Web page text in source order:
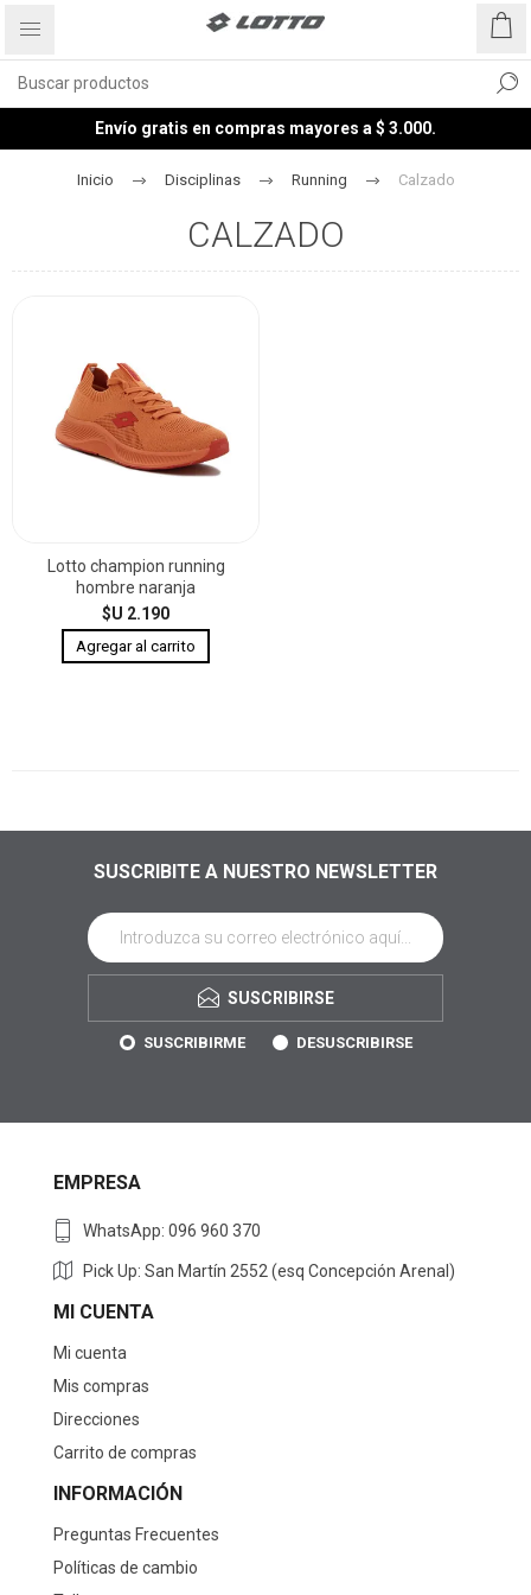
Envío gratis en compras mayores a $ 3.000.
Inicio Disciplinas Running Calzado
CALZADO
Lotto champion running
hombre naranja
$U 2.190
SUSCRIBITE A NUESTRO NEWSLETTER
SUSCRIBIRSE
SUSCRIBIRME DESUSCRIBIRSE
EMPRESA
WhatsApp: 096 960 370
Pick Up: San Martín 2552 (esq Concepción Arenal)
MI CUENTA
Mi cuenta
Mis compras
Direcciones
Carrito de compras
INFORMACIÓN
Preguntas Frecuentes
Políticas de cambio